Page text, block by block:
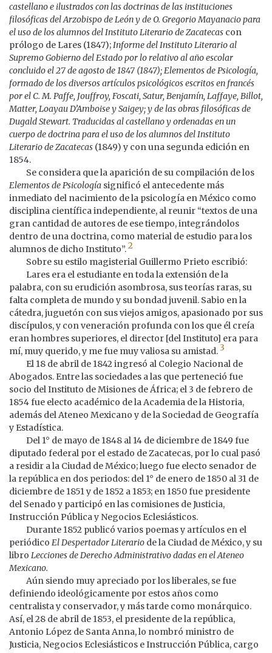
castellano e ilustrados con las doctrinas de las instituciones
filosóficas del Arzobispo de León y de O. Gregorio Mayanacio para
el uso de los alumnos del Instituto Literario de Zacatecas con
prólogo de Lares (1847);Informe del Instituto Literario al
Supremo Gobierno del Estado por lo relativo al año escolar
concluido el 27 de agosto de 1847 (1847); Elementos de Psicología,
formado de los diversos artículos psicológicos escritos en francés
por el C. M. Paffe, Jouffroy, Foscati, Satur, Benjamín, Laffaye, Billot,
Matter, Loayau D’Amboise y Saigey; y de las obras filosóficas de
Dugald Stewart. Traducidas al castellano y ordenadas en un
cuerpo de doctrina para el uso de los alumnos del Instituto
Literario de Zacatecas (1849) y con una segunda edición en
1854.
Se considera que la aparición de su compilación de los
Elementos de Psicología significó el antecedente más
inmediato del nacimiento de la psicología en México como
disciplina científica independiente, al reunir “textos de una
gran cantidad de autores de ese tiempo, integrándolos
dentro de una doctrina, como material de estudio para los
alumnos de dicho Instituto”.2
Sobre su estilo magisterial Guillermo Prieto escribió:
Lares era el estudiante en toda la extensión de la
palabra, con su erudición asombrosa, sus teorías raras, su
falta completa de mundo y su bondad juvenil. Sabio en la
cátedra, juguetón con sus viejos amigos, apasionado por sus
discípulos, y con veneración profunda con los que él creía
eran hombres superiores, el director [del Instituto] era para
mí, muy querido, y me fue muy valiosa su amistad.3
El 18 de abril de 1842 ingresó al Colegio Nacional de
Abogados. Entre las sociedades a las que perteneció fue
socio del Instituto de Misiones de África; el 3 de febrero de
1854 fue electo académico de la Academia de la Historia,
además del Ateneo Mexicano y de la Sociedad de Geografía
y Estadística.
Del 1° de mayo de 1848 al 14 de diciembre de 1849 fue
diputado federal por el estado de Zacatecas, por lo cual pasó
a residir a la Ciudad de México; luego fue electo senador de
la república en dos periodos: del 1° de enero de 1850 al 31 de
diciembre de 1851 y de 1852 a 1853; en 1850 fue presidente
del Senado y participó en las comisiones de Justicia,
Instrucción Pública y Negocios Eclesiásticos.
Durante 1852 publicó varios poemas y artículos en el
periódico El Despertador Literario de la Ciudad de México, y su
libro Lecciones de Derecho Administrativo dadas en el Ateneo
Mexicano.
Aún siendo muy apreciado por los liberales, se fue
definiendo ideológicamente por estos años como
centralista y conservador, y más tarde como monárquico.
Así, el 28 de abril de 1853, el presidente de la república,
Antonio López de Santa Anna, lo nombró ministro de
Justicia, Negocios Eclesiásticos e Instrucción Pública, cargo